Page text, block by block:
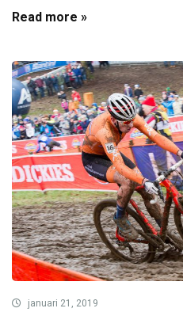
Read more »
januari 21, 2019